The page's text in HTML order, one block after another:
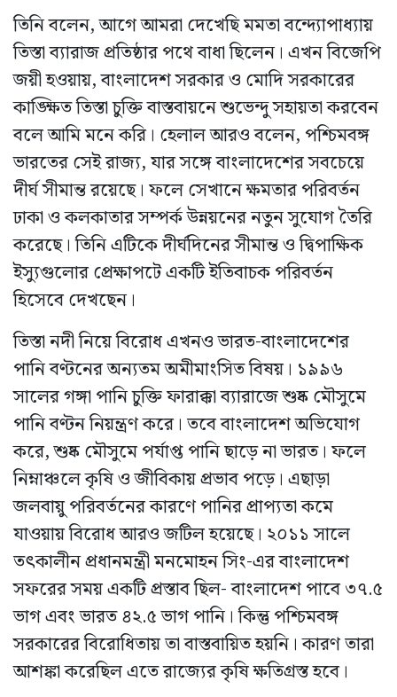
তিনি বলেন, আগে আমরা দেখেছি মমতা বন্দ্যোপাধ্যায়
তিস্তা ব্যারাজ প্রতিষ্ঠার পথে বাধা ছিলেন। এখন বিজেপি
জয়ী হওয়ায়, বাংলাদেশ সরকার ও মোদি সরকারের
কাঙ্ক্ষিত তিস্তা চুক্তি বাস্তবায়নে শুভেন্দু সহায়তা করবেন
বলে আমি মনে করি। হেলাল আরও বলেন, পশ্চিমবঙ্গ
ভারতের সেই রাজ্য, যার সঙ্গে বাংলাদেশের সবচেয়ে
দীর্ঘ সীমান্ত রয়েছে। ফলে সেখানে ক্ষমতার পরিবর্তন
ঢাকা ও কলকাতার সম্পর্ক উন্নয়নের নতুন সুযোগ তৈরি
করেছে। তিনি এটিকে দীর্ঘদিনের সীমান্ত ও দ্বিপাক্ষিক
ইস্যুগুলোর প্রেক্ষাপটে একটি ইতিবাচক পরিবর্তন
হিসেবে দেখছেন।
তিস্তা নদী নিয়ে বিরোধ এখনও ভারত-বাংলাদেশের
পানি বণ্টনের অন্যতম অমীমাংসিত বিষয়। ১৯৯৬
সালের গঙ্গা পানি চুক্তি ফারাক্কা ব্যারাজে শুষ্ক মৌসুমে
পানি বণ্টন নিয়ন্ত্রণ করে। তবে বাংলাদেশ অভিযোগ
করে, শুষ্ক মৌসুমে পর্যাপ্ত পানি ছাড়ে না ভারত। ফলে
নিম্নাঞ্চলে কৃষি ও জীবিকায় প্রভাব পড়ে। এছাড়া
জলবায়ু পরিবর্তনের কারণে পানির প্রাপ্যতা কমে
যাওয়ায় বিরোধ আরও জটিল হয়েছে। ২০১১ সালে
তৎকালীন প্রধানমন্ত্রী মনমোহন সিং-এর বাংলাদেশ
সফরের সময় একটি প্রস্তাব ছিল- বাংলাদেশ পাবে ৩৭.৫
ভাগ এবং ভারত ৪২.৫ ভাগ পানি। কিন্তু পশ্চিমবঙ্গ
সরকারের বিরোধিতায় তা বাস্তবায়িত হয়নি। কারণ তারা
আশঙ্কা করেছিল এতে রাজ্যের কৃষি ক্ষতিগ্রস্ত হবে।